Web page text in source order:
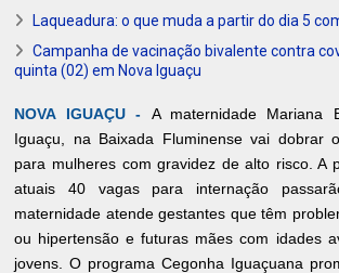
Laqueadura: o que muda a partir do dia 5
Campanha de vacinação bivalente contra
quinta (02) em Nova Iguaçu
NOVA IGUAÇU - A maternidade Mariana
Iguaçu, na Baixada Fluminense vai dobrar
para mulheres com gravidez de alto risco. A
atuais 40 vagas para internação
maternidade atende gestantes que têm
ou hipertensão e futuras mães com idades
jovens. O programa Cegonha Iguaçuana